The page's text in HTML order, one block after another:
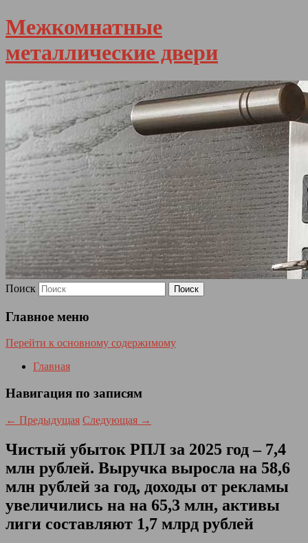
Межкомнатные
металлические двери
Поиск
Главное меню
Перейти к основному содержимому
Главная
Навигация по записям
← Предыдущая Следующая →
Чистый убыток РПЛ за 2025 год – 7,4
млн рублей. Выручка выросла на 58,6
млн рублей за год, доходы от рекламы
увеличились на на 65,3 млн, активы
лиги составляют 1,7 млрд рублей